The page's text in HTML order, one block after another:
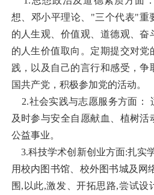
想、邓小平理论、"三个代表"重
的人生观、价值观、道德观、奋
的人生价值取向。定期提交对党
践，以及自己的言行和感受，争
国共产党，积极参加党的活动。
2.社会实践与志愿服务方面：
及时参与安全自愿献血、植树
公益事业。
3.科技学术创新创业方面:扎实
用校内图书馆、校外图书城及网
围,以此,激发、开拓思路,尝试设